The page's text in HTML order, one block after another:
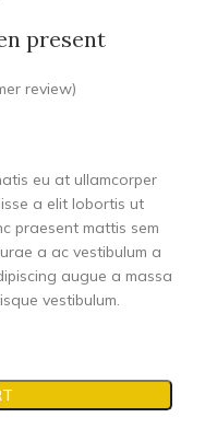
present
review)
eu at ullamcorper
a elit lobortis ut
praesent mattis sem
a ac vestibulum a
augue a massa
vestibulum.